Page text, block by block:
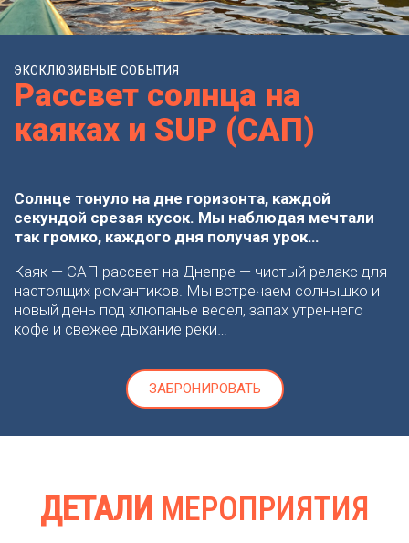
ЭКСКЛЮЗИВНЫЕ СОБЫТИЯ
Рассвет солнца на
каяках и SUP (САП)
Солнце тонуло на дне горизонта, каждой
секундой срезая кусок. Мы наблюдая мечтали
так громко, каждого дня получая урок…
Каяк — САП рассвет на Днепре — чистый релакс для
настоящих романтиков. Мы встречаем солнышко и
новый день под хлюпанье весел, запах утреннего
кофе и свежее дыхание реки…
ЗАБРОНИРОВАТЬ
ДЕТАЛИ МЕРОПРИЯТИЯ